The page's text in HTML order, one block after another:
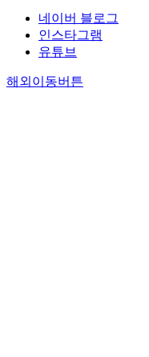
네이버 블로그
인스타그램
유튜브
해외이동버튼